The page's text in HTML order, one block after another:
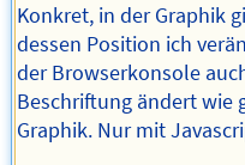
Konkret, in der Graphik
dessen Position ich
der Browserkonsole
Beschriftung ändert wie
Graphik. Nur mit